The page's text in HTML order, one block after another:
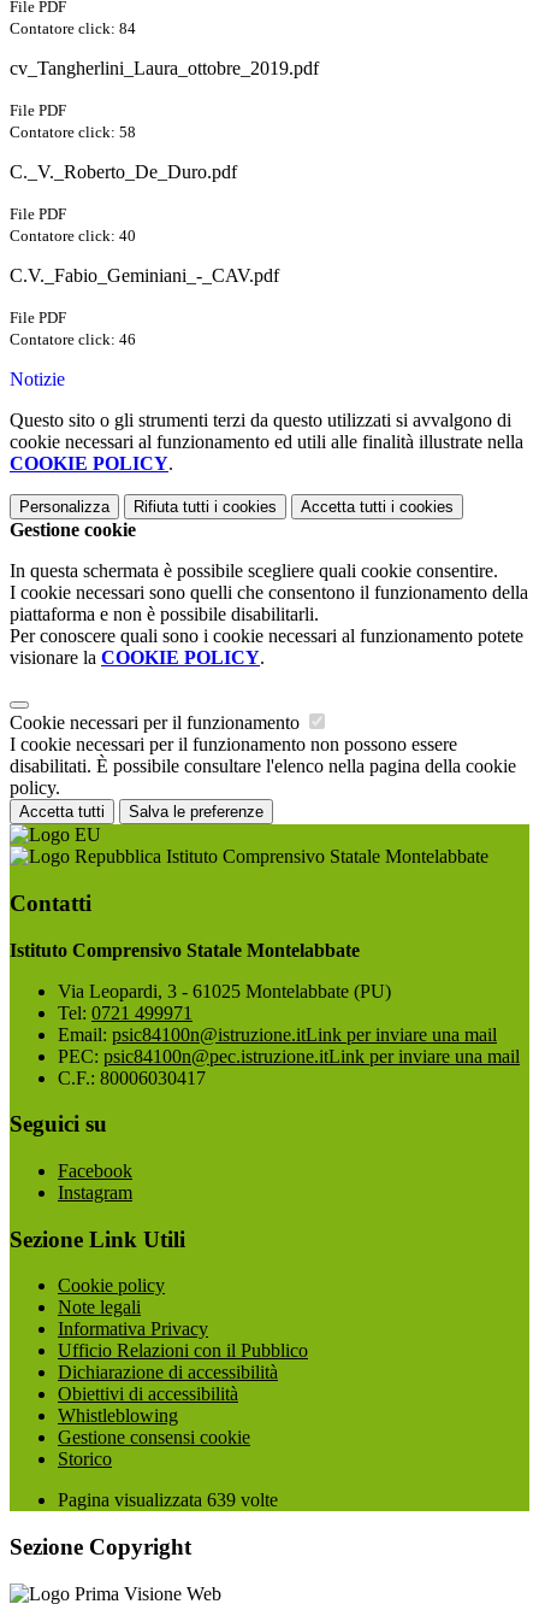
File PDF
Contatore click: 84
cv_Tangherlini_Laura_ottobre_2019.pdf
File PDF
Contatore click: 58
C._V._Roberto_De_Duro.pdf
File PDF
Contatore click: 40
C.V._Fabio_Geminiani_-_CAV.pdf
File PDF
Contatore click: 46
Notizie
Questo sito o gli strumenti terzi da questo utilizzati si avvalgono di
cookie necessari al funzionamento ed utili alle finalità illustrate nella
COOKIE POLICY.
Personalizza Rifiuta tutti i cookies Accetta tutti i cookies
Gestione cookie
In questa schermata è possibile scegliere quali cookie consentire.
I cookie necessari sono quelli che consentono il funzionamento della
piattaforma e non è possibile disabilitarli.
Per conoscere quali sono i cookie necessari al funzionamento potete
visionare la COOKIE POLICY.
Cookie necessari per il funzionamento
I cookie necessari per il funzionamento non possono essere
disabilitati. È possibile consultare l'elenco nella pagina della cookie
policy.
Accetta tutti Salva le preferenze
Istituto Comprensivo Statale Montelabbate
Contatti
Istituto Comprensivo Statale Montelabbate
Via Leopardi, 3 - 61025 Montelabbate (PU)
Tel: 0721 499971
Email: psic84100n@istruzione.itLink per inviare una mail
PEC: psic84100n@pec.istruzione.itLink per inviare una mail
C.F.: 80006030417
Seguici su
Facebook
Instagram
Sezione Link Utili
Cookie policy
Note legali
Informativa Privacy
Ufficio Relazioni con il Pubblico
Dichiarazione di accessibilità
Obiettivi di accessibilità
Whistleblowing
Gestione consensi cookie
Storico
Pagina visualizzata 639 volte
Sezione Copyright